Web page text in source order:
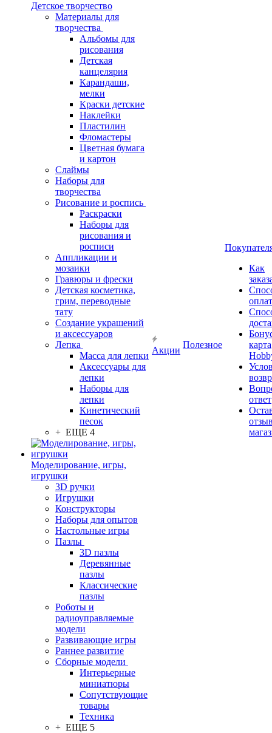
Детское творчество
Материалы для
творчества
Альбомы для
рисования
Детская
канцелярия
Карандаши,
мелки
Краски детские
Наклейки
Пластилин
Фломастеры
Цветная бумага
и картон
Слаймы
Наборы для
творчества
Рисование и роспись
Раскраски
Наборы для
рисования и
росписи
Аппликации и
мозаики
Гравюры и фрески
Детская косметика,
грим, переводные
тату
Создание украшений
и аксессуаров
Лепка
Масса для лепки
Аксессуары для
лепки
Наборы для
лепки
Кинетический
песок
+ ЕЩЕ 4
Моделирование, игры,
игрушки
3D ручки
Игрушки
Конструкторы
Наборы для опытов
Настольные игры
Пазлы
3D пазлы
Деревянные
пазлы
Классические
пазлы
Роботы и
радиоуправляемые
модели
Развивающие игры
Раннее развитие
Сборные модели
Интерьерные
миниатюры
Сопутствующие
товары
Техника
+ ЕЩЕ 5
Акции
Полезное
Как
карта
ответ